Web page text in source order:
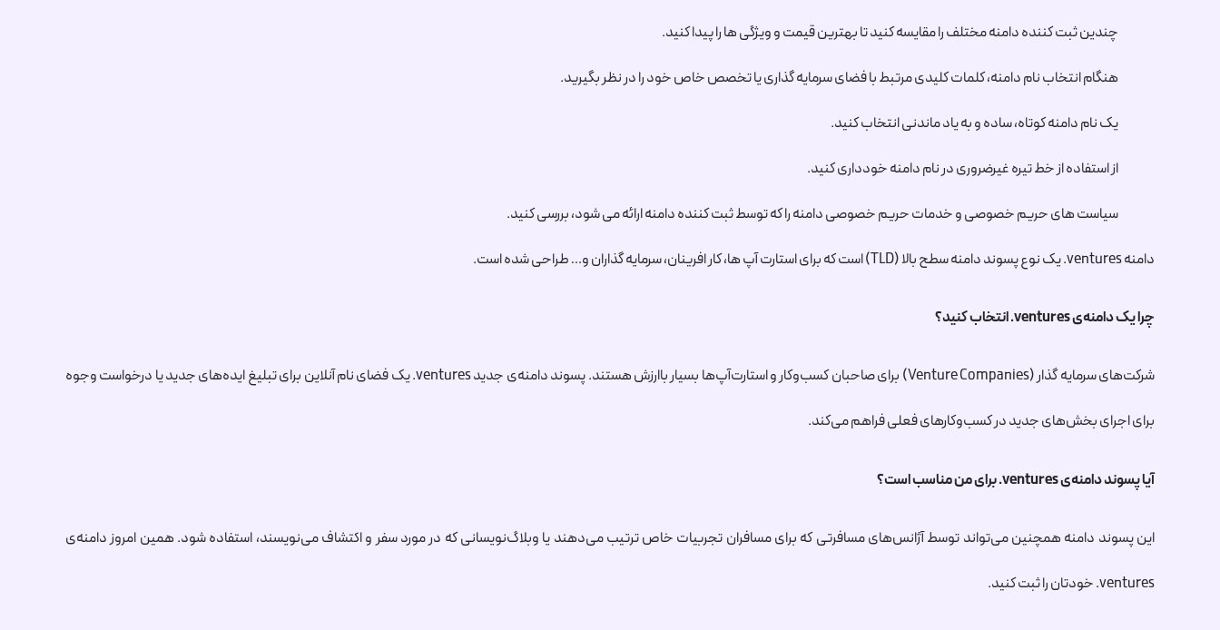
چندین ثبت کننده دامنه مختلف را مقایسه کنید تا بهترین قیمت و ویژگی ها را پیدا کنید.
هنگام انتخاب نام دامنه، کلمات کلیدی مرتبط با فضای سرمایه گذاری یا تخصص خاص خود را در نظر بگیرید.
یک نام دامنه کوتاه، ساده و به یاد ماندنی انتخاب کنید.
از استفاده از خط تیره غیرضروری در نام دامنه خودداری کنید.
سیاست های حریم خصوصی و خدمات حریم خصوصی دامنه را که توسط ثبت کننده دامنه ارائه می شود، بررسی کنید.
دامنه.venturesیک نوع پسوند دامنه سطح بالا (TLD) است که برای استارت آپ ها، کار افرینان، سرمایه گذاران و… طراحی شده است.
چرا یک دامنه‌ی.venturesانتخاب کنید؟
شرکت‌های سرمایه‌ گذار (Venture Companies) برای صاحبان کسب‌وکار و استارت‌آپ‌ها بسیار باارزش هستند. پسوند دامنه‌ی جدید .venturesیک فضای نام آنلاین برای تبلیغ ایده‌های جدید یا درخواست وجوه
برای اجرای بخش‌های جدید در کسب‌وکارهای فعلی فراهم می‌کند.
آیا پسوند دامنه‌ی.venturesبرای من مناسب است؟
این پسوند دامنه همچنین می‌تواند توسط آژانس‌های مسافرتی که برای مسافران تجربیات خاص ترتیب می‌دهند یا وبلاگ‌نویسانی که در مورد سفر و اکتشاف می‌نویسند، استفاده شود. همین امروز دامنه‌ی
.venturesخودتان را ثبت کنید.